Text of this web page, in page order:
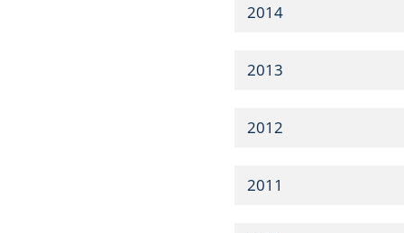
2014
2013
2012
2011